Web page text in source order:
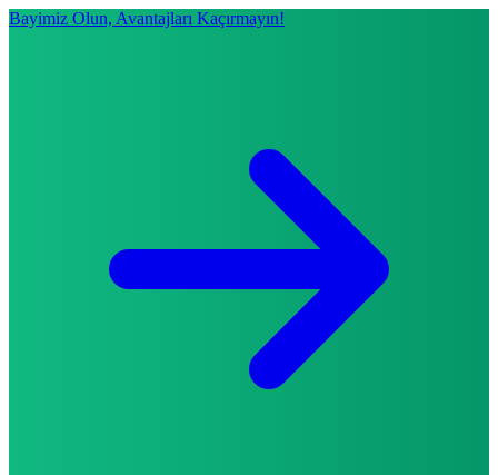
Bayimiz Olun, Avantajları Kaçırmayın!